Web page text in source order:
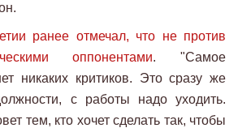
ранее отмечал, что не против
оппонентами. "Самое
никаких критиков. Это сразу же
с работы надо уходить.
тем, кто хочет сделать так, чтобы